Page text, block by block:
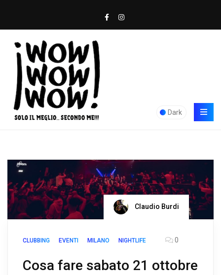
Dark
Claudio Burdi
CLUBBING EVENTI MILANO NIGHTLIFE 0
Cosa fare sabato 21 ottobre